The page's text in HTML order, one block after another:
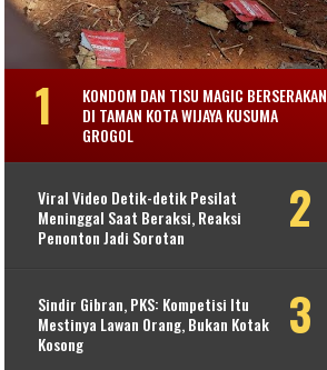
KONDOM DAN TISU MAGIC BERSERAKAN
DI TAMAN KOTA WIJAYA KUSUMA
GROGOL
Viral Video Detik-detik Pesilat
Meninggal Saat Beraksi, Reaksi
Penonton Jadi Sorotan
Sindir Gibran, PKS: Kompetisi Itu
Mestinya Lawan Orang, Bukan Kotak
Kosong